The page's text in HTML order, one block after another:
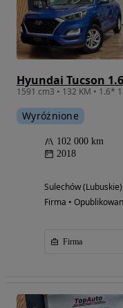
Hyundai Tucson
Wyróżnione
102 000 km
2018
Sulechów (Lubuskie)
Firma •
Firma